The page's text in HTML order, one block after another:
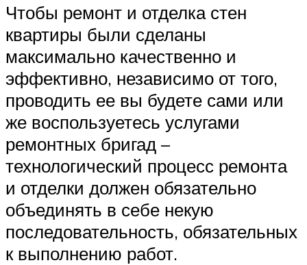
Чтобы ремонт и отделка стен
квартиры были сделаны
максимально качественно и
эффективно, независимо от того,
проводить ее вы будете сами или
же воспользуетесь услугами
ремонтных бригад –
технологический процесс ремонта
и отделки должен обязательно
объединять в себе некую
последовательность, обязательных
к выполнению работ.